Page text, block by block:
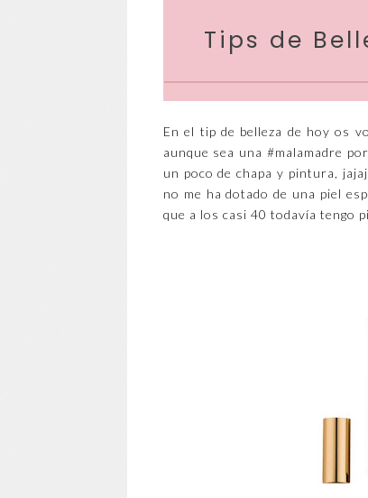
Tips de
En el tip de belleza de hoy os
aunque sea una #malamadre
un poco de chapa y pintura,
no me ha dotado de una piel
que a los casi 40 todavía tengo